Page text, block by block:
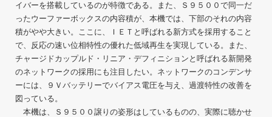
イバーを搭載しているのが特徴である。また、Ｓ９５００で同一だ
ったウーファーボックスの内容積が、本機では、下部のそれの内容
積がやや大きい。ここに、ＩＥＴと呼ばれる新方式を採用すること
で、反応の速い位相特性の優れた低域再生を実現している。また、
チャージドカップルド・リニア・デフィニションと呼ばれる新開発
のネットワークの採用にも注目したい。ネットワークのコンデンサ
ーには、９Ｖバッテリーでバイアス電圧を与え、過渡特性の改善を
図っている。
本機は、Ｓ９５００譲りの姿形はしているものの、実際に聴かせ